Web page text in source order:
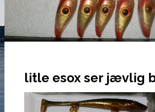
litle esox ser jævlig